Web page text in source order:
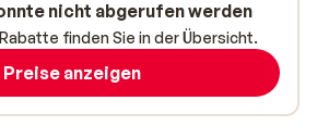
nicht abgerufen werden
finden Sie in der Übersicht.
Preise anzeigen